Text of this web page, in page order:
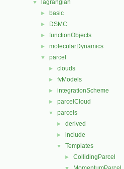
▼ lagrangian
► basic
► DSMC
► functionObjects
► molecularDynamics
▼ parcel
► clouds
► fvModels
► integrationScheme
► parcelCloud
▼ parcels
► derived
► include
▼ Templates
► CollidingParcel